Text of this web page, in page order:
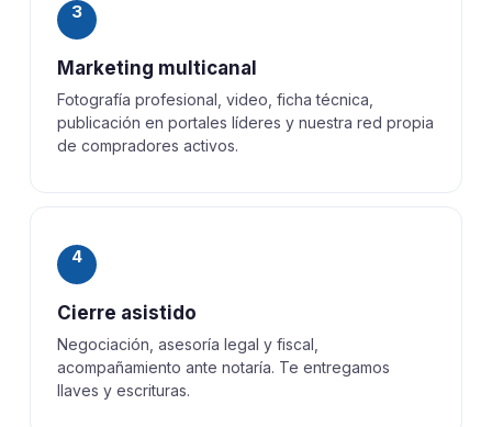
3
Marketing multicanal
Fotografía profesional, video, ficha técnica,
publicación en portales líderes y nuestra red propia
de compradores activos.
4
Cierre asistido
Negociación, asesoría legal y fiscal,
acompañamiento ante notaría. Te entregamos
llaves y escrituras.